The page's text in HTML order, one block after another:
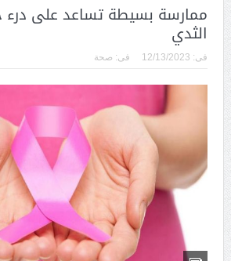
ممارسة بسيطة تساعد على
الثدي
فى: 12/13/2023 فى: صحة